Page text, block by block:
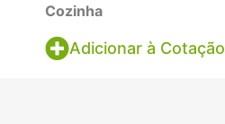
Cozinha
Adicionar à Cotação